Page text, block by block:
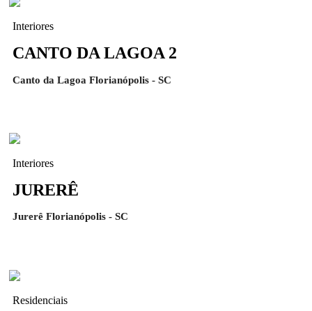
Interiores
CANTO DA LAGOA 2
Canto da Lagoa Florianópolis - SC
Interiores
JURERÊ
Jurerê Florianópolis - SC
Residenciais